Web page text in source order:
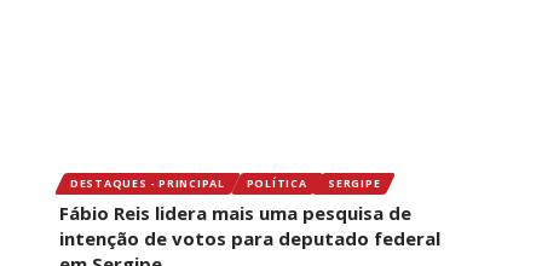
DESTAQUES - PRINCIPAL POLÍTICA SERGIPE
Fábio Reis lidera mais uma pesquisa de
intenção de votos para deputado federal